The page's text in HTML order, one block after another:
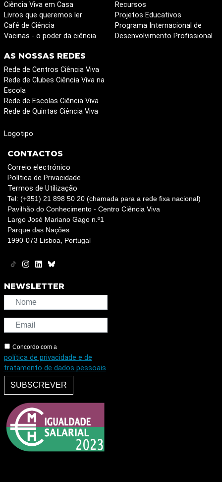
Ciência Viva em Casa
Livros que queremos ler
Café de Ciência
Vacinas - o poder da ciência
Recursos
Projetos Educativos
Programa Internacional de
Desenvolvimento Profissional
AS NOSSAS REDES
Rede de Centros Ciência Viva
Rede de Clubes Ciência Viva na
Escola
Rede de Escolas Ciência Viva
Rede de Quintas Ciência Viva
Logotipo
CONTACTOS
Correio electrónico
Política de Privacidade
Termos de Utilização
Tel: (+351) 21 898 50 20 (chamada para a rede fixa nacional)
Pavilhão do Conhecimento - Centro Ciência Viva
Largo José Mariano Gago n.º1
Parque das Nações
1990-073 Lisboa, Portugal
NEWSLETTER
Concordo com a
política de privacidade e de
tratamento de dados pessoais
SUBSCREVER